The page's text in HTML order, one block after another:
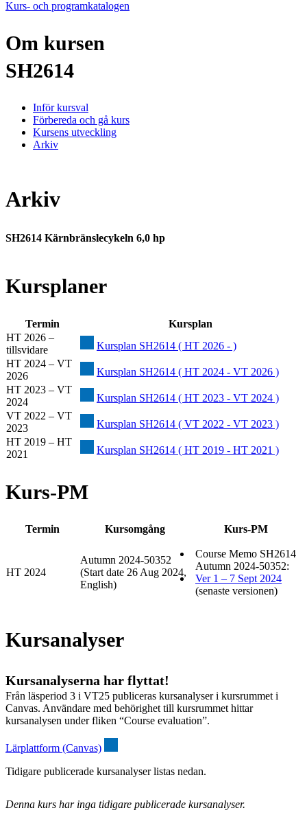
Kurs- och programkatalogen
Om kursen
SH2614
Inför kursval
Förbereda och gå kurs
Kursens utveckling
Arkiv
Arkiv
SH2614 Kärnbränslecykeln 6,0 hp
Kursplaner
Termin
Kursplan
HT 2026 –
tillsvidare
Kursplan SH2614 ( HT 2026 - )
HT 2024 – VT
2026
Kursplan SH2614 ( HT 2024 - VT 2026 )
HT 2023 – VT
2024
Kursplan SH2614 ( HT 2023 - VT 2024 )
VT 2022 – VT
2023
Kursplan SH2614 ( VT 2022 - VT 2023 )
HT 2019 – HT
2021
Kursplan SH2614 ( HT 2019 - HT 2021 )
Kurs-PM
Termin Kursomgång Kurs-PM
HT 2024
Autumn 2024-50352
(Start date 26 Aug 2024,
English)
Course Memo SH2614
Autumn 2024-50352:
Ver 1 – 7 Sept 2024
(senaste versionen)
Kursanalyser
Kursanalyserna har flyttat!
Från läsperiod 3 i VT25 publiceras kursanalyser i kursrummet i
Canvas. Användare med behörighet till kursrummet hittar
kursanalysen under fliken “Course evaluation”.
Lärplattform (Canvas)
Tidigare publicerade kursanalyser listas nedan.
Denna kurs har inga tidigare publicerade kursanalyser.